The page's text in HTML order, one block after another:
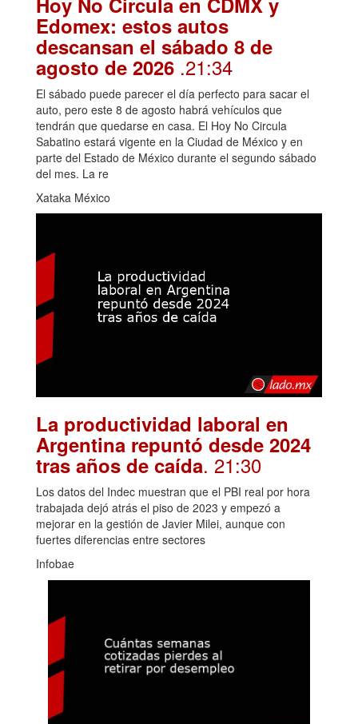
Edomex: estos autos
descansan el sábado 8 de
agosto de 2026 .21:34
El sábado puede parecer el día perfecto para sacar el
auto, pero este 8 de agosto habrá vehículos que
tendrán que quedarse en casa. El Hoy No Circula
Sabatino estará vigente en la Ciudad de México y en
parte del Estado de México durante el segundo sábado
del mes. La re
Xataka México
La productividad laboral en
Argentina repuntó desde 2024
tras años de caída. 21:30
Los datos del Indec muestran que el PBI real por hora
trabajada dejó atrás el piso de 2023 y empezó a
mejorar en la gestión de Javier Milei, aunque con
fuertes diferencias entre sectores
Infobae